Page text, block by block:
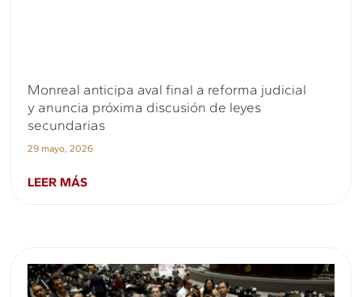
Monreal anticipa aval final a reforma judicial
y anuncia próxima discusión de leyes
secundarias
29 mayo, 2026
LEER MÁS